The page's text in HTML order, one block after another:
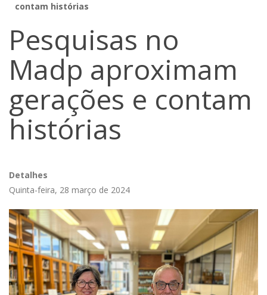
contam histórias
Pesquisas no
Madp aproximam
gerações e contam
histórias
Detalhes
Quinta-feira, 28 março de 2024